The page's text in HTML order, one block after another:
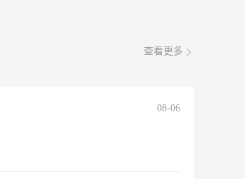
查看更多
08-06